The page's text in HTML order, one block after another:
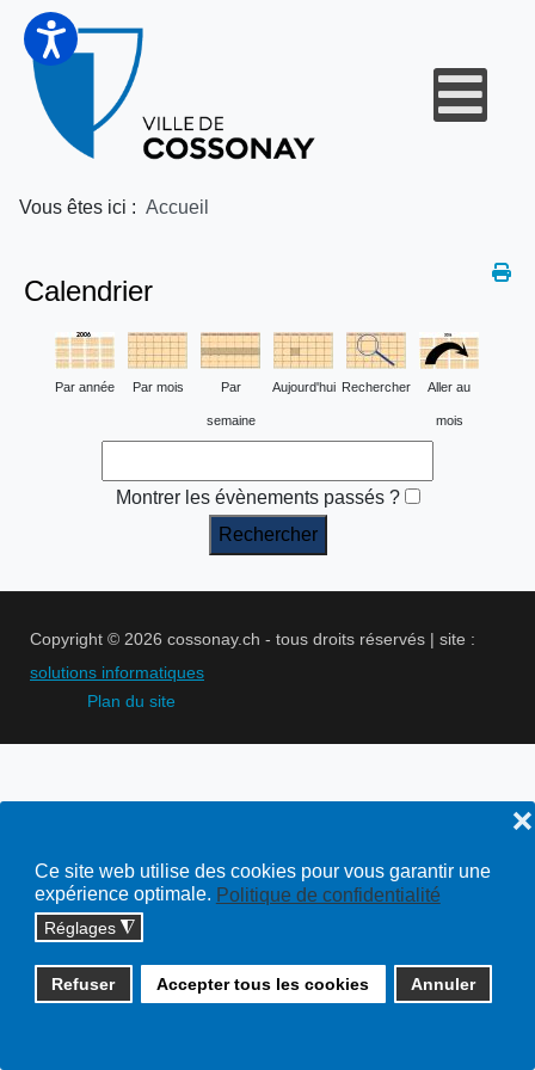
Ce site web utilise des cookies pour vous garantir une
expérience optimale. Politique de confidentialité
Réglages ◮
Refuser Accepter tous les cookies Annuler
❌
Vous êtes ici : Accueil
Calendrier
Par année Par mois Par
semaine
Aujourd'hui Rechercher Aller au
mois
Montrer les évènements passés ?
Copyright © 2026 cossonay.ch - tous droits réservés | site :
solutions informatiques
Plan du site